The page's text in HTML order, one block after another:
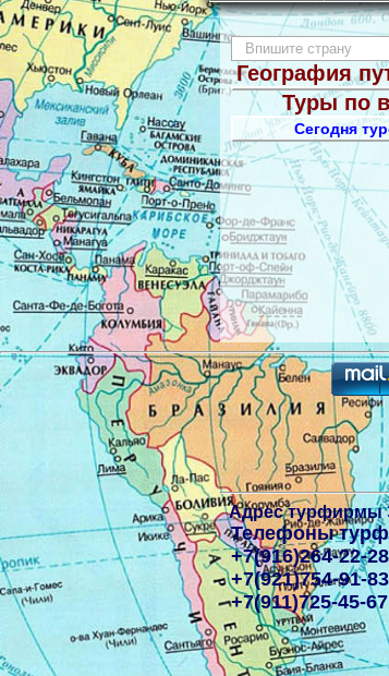
География
Туры по
Сегодня
Адрестурфирмы
Телефоны
+7(916)264-22-28
+7(921)754-91-83
+7(911)725-45-67